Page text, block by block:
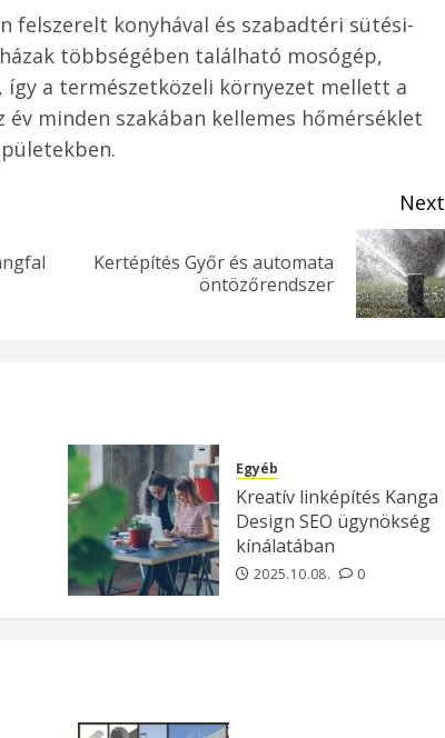
felszerelt konyhával és szabadtéri sütési-
többségében található mosógép,
így a természetközeli környezet mellett a
minden szakában kellemes hőmérséklet
Previous
Next
NextKertépítés Győr és automata
öntözőrendszer
Egyéb
Kreatív linképítés Kanga
Design SEO ügynökség
kínálatában
2025.10.08. 0